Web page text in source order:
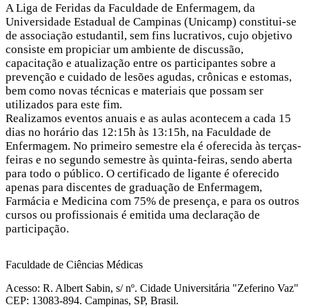
A Liga de Feridas da Faculdade de Enfermagem, da
Universidade Estadual de Campinas (Unicamp) constitui-se
de associação estudantil, sem fins lucrativos, cujo objetivo
consiste em propiciar um ambiente de discussão,
capacitação e atualização entre os participantes sobre a
prevenção e cuidado de lesões agudas, crônicas e estomas,
bem como novas técnicas e materiais que possam ser
utilizados para este fim.
Realizamos eventos anuais e as aulas acontecem a cada 15
dias no horário das 12:15h às 13:15h, na Faculdade de
Enfermagem. No primeiro semestre ela é oferecida às terças-
feiras e no segundo semestre às quinta-feiras, sendo aberta
para todo o público. O certificado de ligante é oferecido
apenas para discentes de graduação de Enfermagem,
Farmácia e Medicina com 75% de presença, e para os outros
cursos ou profissionais é emitida uma declaração de
participação.
Faculdade de Ciências Médicas
Acesso: R. Albert Sabin, s/ nº. Cidade Universitária "Zeferino Vaz"
CEP: 13083-894. Campinas, SP, Brasil.